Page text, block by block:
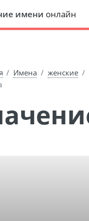
имени онлайн
Имена женские